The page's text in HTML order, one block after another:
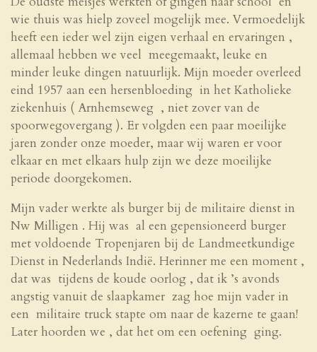
wie thuis was hielp zoveel mogelijk mee. Vermoedelijk
heeft een ieder wel zijn eigen verhaal en ervaringen ,
allemaal hebben we veel meegemaakt, leuke en
minder leuke dingen natuurlijk. Mijn moeder overleed
eind 1957 aan een hersenbloeding in het Katholieke
ziekenhuis ( Arnhemseweg , niet zover van de
spoorwegovergang ). Er volgden een paar moeilijke
jaren zonder onze moeder, maar wij waren er voor
elkaar en met elkaars hulp zijn we deze moeilijke
periode doorgekomen.
Mijn vader werkte als burger bij de militaire dienst in
Nw Milligen . Hij was al een gepensioneerd burger
met voldoende Tropenjaren bij de Landmeetkundige
Dienst in Nederlands Indië. Herinner me een moment ,
dat was tijdens de koude oorlog , dat ik ’s avonds
angstig vanuit de slaapkamer zag hoe mijn vader in
een militaire truck stapte om naar de kazerne te gaan!
Later hoorden we , dat het om een oefening ging.